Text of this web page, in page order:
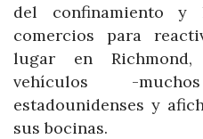
del confinamiento
comercios para
lugar en
vehículos -
estadounidenses y
sus bocinas.